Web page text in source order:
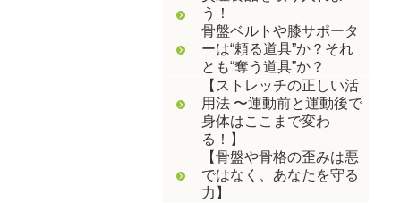
う！
骨盤ベルトや膝サポータ
ーは“頼る道具”か？それ
とも“奪う道具”か？
【ストレッチの正しい活
用法 〜運動前と運動後で
身体はここまで変わ
る！】
【骨盤や骨格の歪みは悪
ではなく、あなたを守る
力】